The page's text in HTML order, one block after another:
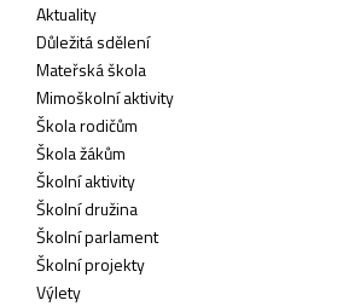
Aktuality
Důležitá sdělení
Mateřská škola
Mimoškolní aktivity
Škola rodičům
Škola žákům
Školní aktivity
Školní družina
Školní parlament
Školní projekty
Výlety